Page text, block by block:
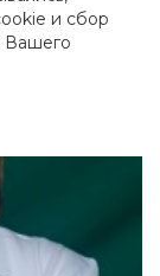
и сбор
Вашего